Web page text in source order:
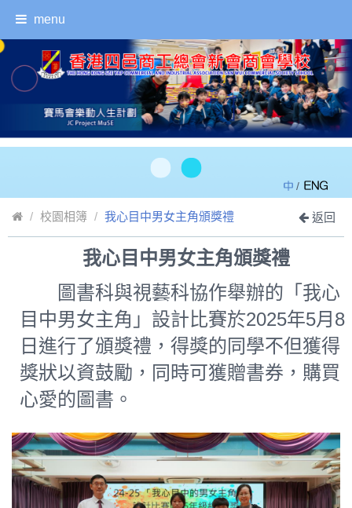
menu
/
校園相簿 我心目中男女主角頒獎禮 返回
我心目中男女主角頒獎禮
圖書科與視藝科協作舉辦的「我心
目中男女主角」設計比賽於2025年5月8
日進行了頒獎禮，得獎的同學不但獲得
獎狀以資鼓勵，同時可獲贈書券，購買
心愛的圖書。